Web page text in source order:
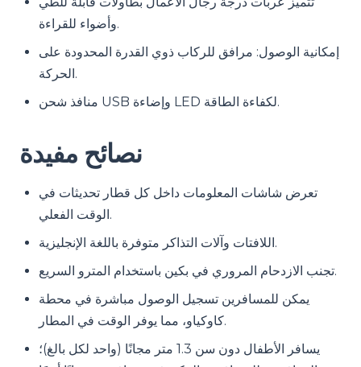
وأضواء للقراءة.
إمكانية الوصول: مرافق للركاب ذوي القدرة المحدودة على
الحركة.
منافذ شحن USB وإضاءة LED لكفاءة الطاقة.
نصائح مفيدة
تعرض شاشات المعلومات داخل كل قطار تحديثات في
الوقت الفعلي.
اللافتات وآلات التذاكر متوفرة باللغة الإنجليزية.
تجنب الازدحام المروري في بكين باستخدام المترو السريع.
يمكن للمسافرين تسجيل الوصول مباشرة في محطة
كاوكياو، مما يوفر الوقت في المطار.
يسافر الأطفال دون سن 1.3 متر مجانًا (واحد لكل بالغ)؛